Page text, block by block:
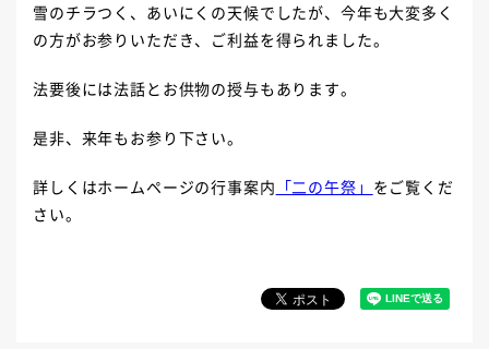
雪のチラつく、あいにくの天候でしたが、今年も大変多く
の方がお参りいただき、ご利益を得られました。
法要後には法話とお供物の授与もあります。
是非、来年もお参り下さい。
詳しくはホームページの行事案内 「二の午祭」 をご覧くだ
さい。